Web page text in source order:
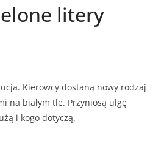
litery
Kierowcy dostaną nowy rodzaj
na białym tle. Przyniosą ulgę
i kogo dotyczą.